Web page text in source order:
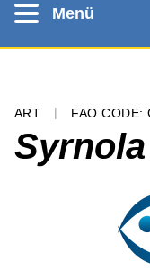
Menü
ART FAO CODE: